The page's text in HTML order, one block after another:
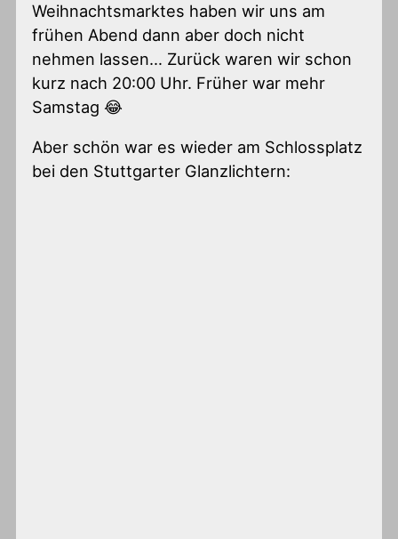
Weihnachtsmarktes haben wir uns am
frühen Abend dann aber doch nicht
nehmen lassen… Zurück waren wir schon
kurz nach 20:00 Uhr. Früher war mehr
Samstag 😂
Aber schön war es wieder am Schlossplatz
bei den Stuttgarter Glanzlichtern: